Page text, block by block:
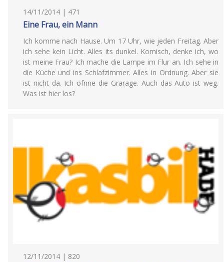
14/11/2014 | 471
Eine Frau, ein Mann
Ich komme nach Hause. Um 17 Uhr, wie jeden Freitag. Aber
ich sehe kein Licht. Alles its dunkel. Komisch, denke ich, wo
ist meine Frau? Ich mache die Lampe im Flur an. Ich sehe in
die Küche und ins Schlafzimmer. Alles in Ordnung. Aber sie
ist nicht da. Ich öfnne die Grarage. Auch das Auto ist weg.
Was ist hier los?
12/11/2014 | 820